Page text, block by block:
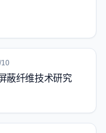
蔽纤维技术研究